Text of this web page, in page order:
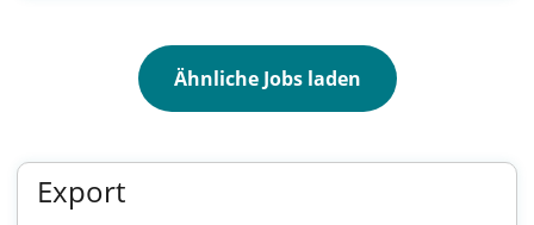
Ähnliche Jobs laden
Export